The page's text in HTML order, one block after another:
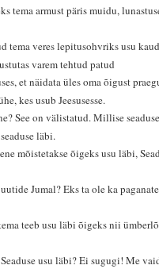
tema armust päris muidu,
tema veres lepitusohvriks usu
varem tehtud patud
et näidata üles oma õigust
kes usub Jeesusesse.
See on välistatud. Millise
läbi.
mõistetakse õigeks usu läbi,
Jumal? Eks ta ole ka
teeb usu läbi õigeks nii
usu läbi? Ei sugugi! Me